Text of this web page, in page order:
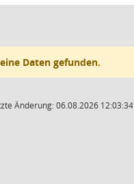
Daten gefunden.
Änderung: 06.08.2026 12:03:34